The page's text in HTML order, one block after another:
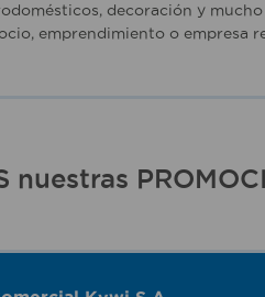
decoración y
emprendimiento o empresa